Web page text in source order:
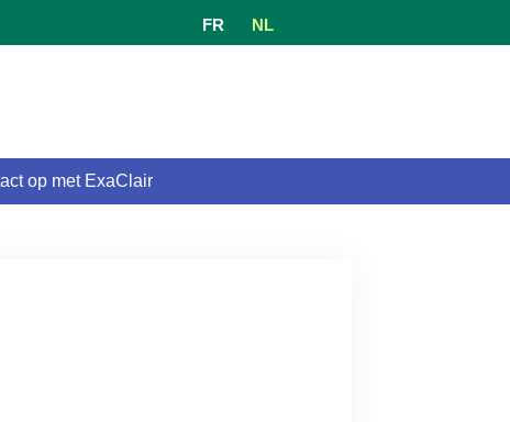
FR NL
op met ExaClair